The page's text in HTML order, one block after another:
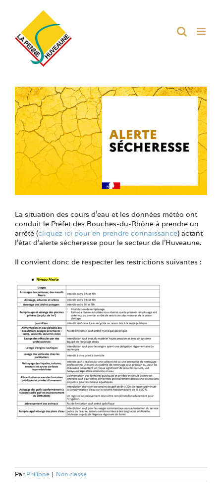
Voir
l'image
agrandie
La situation des cours d’eau et les données météo ont
conduit le Préfet des Bouches-du-Rhône à prendre un
arrêté (cliquez ici pour en prendre connaissance) actant
l’état d’alerte sécheresse pour le secteur de l’Huveaune.
Il convient donc de respecter les restrictions suivantes :
Par Philippe | Non classé